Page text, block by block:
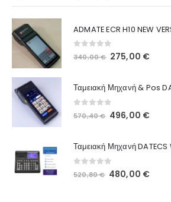
ADMATE ECR H10 NEW
out of 5
340,00€ 275,00 €
Ταμειακή Μηχανή & Pos
out of 5
570,40€ 496,00 €
Ταμειακή Μηχανή
out of 5
520,80€ 480,00 €